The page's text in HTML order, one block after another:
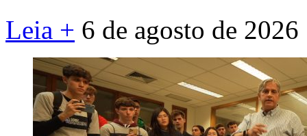
Leia + 6 de agosto de 2026